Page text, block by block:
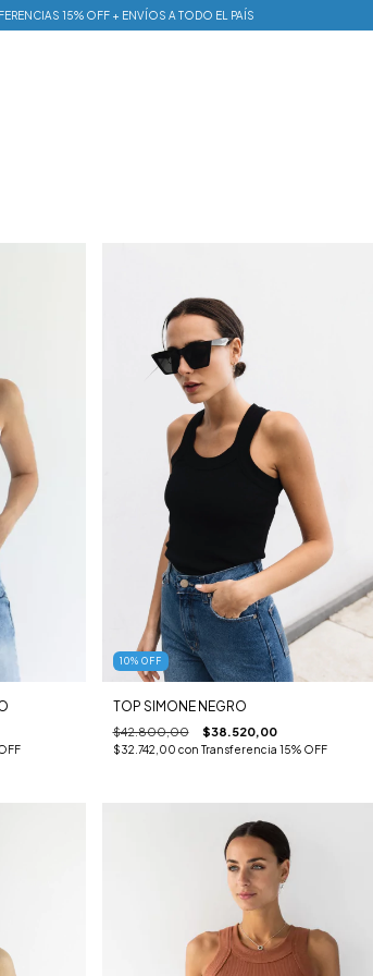
15% OFF + ENVÍOS A TODO EL PAÍS
10% OFF
TOP SIMONE NEGRO
$42.800,00 $38.520,00
$32.742,00 con Transferencia 15% OFF